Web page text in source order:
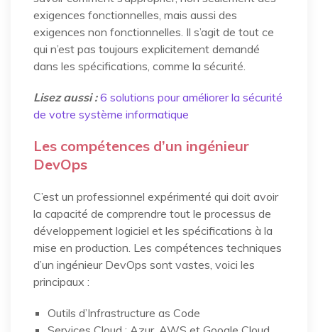
exigences fonctionnelles, mais aussi des
exigences non fonctionnelles. Il s’agit de tout ce
qui n’est pas toujours explicitement demandé
dans les spécifications, comme la sécurité.
Lisez aussi : 6 solutions pour améliorer la sécurité
de votre système informatique
Les compétences d’un ingénieur
DevOps
C’est un professionnel expérimenté qui doit avoir
la capacité de comprendre tout le processus de
développement logiciel et les spécifications à la
mise en production. Les compétences techniques
d’un ingénieur DevOps sont vastes, voici les
principaux :
Outils d’Infrastructure as Code